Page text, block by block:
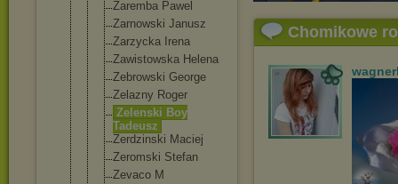
Zaremba Pawel
Zarnowski Janusz
Zarzycka Irena
Zawistowska Helena
Zebrowski George
Zelazny Roger
Zelenski Boy
Tadeusz
Zerdzinski Maciej
Zeromski Stefan
Zevaco M
Chomikowe